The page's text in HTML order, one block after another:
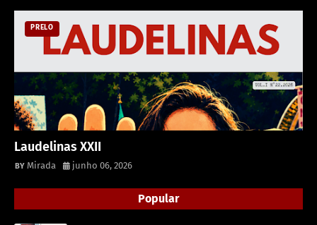
PRELO
Laudelinas XXII
Mirada junho 06, 2026
Popular